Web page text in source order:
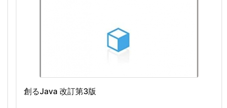
創るJava 改訂第3版